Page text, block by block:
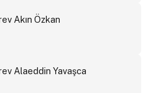
Akın Özkan
Alaeddin Yavaşca